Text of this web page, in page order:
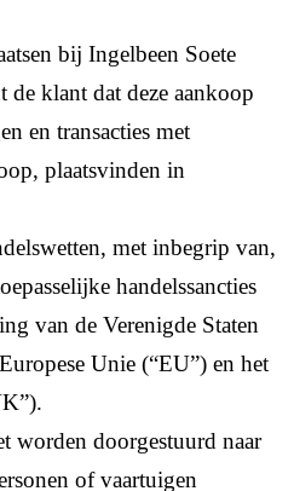
bij Ingelbeen Soete
de klant dat deze aankoop
en transacties met
plaatsvinden in
met inbegrip van,
handelssancties
van de Verenigde Staten
Unie (“EU”) en het
worden doorgestuurd naar
of vaartuigen